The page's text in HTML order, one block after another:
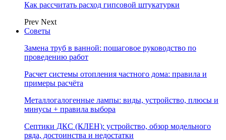
Как рассчитать расход гипсовой штукатурки
Prev Next
Советы
Замена труб в ванной: пошаговое руководство по
проведению работ
Расчет системы отопления частного дома: правила и
примеры расчёта
Металлогалогенные лампы: виды, устройство, плюсы и
минусы + правила выбора
Септики ДКС (КЛЕН): устройство, обзор модельного
ряда, достоинства и недостатки